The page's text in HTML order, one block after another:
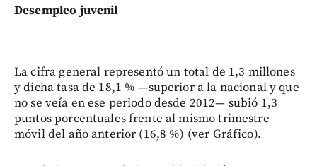
Desempleo juvenil
La cifra general representó un total de 1,3 millones
y dicha tasa de 18,1 % —superior a la nacional y que
no se veía en ese periodo desde 2012— subió 1,3
puntos porcentuales frente al mismo trimestre
móvil del año anterior (16,8 %) (ver Gráfico).